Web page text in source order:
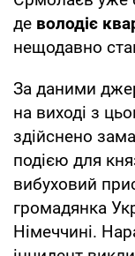
де володіє
нещодавно
За даними
на виході з
здійснено
подією для
вибуховий
громадянка
Німеччині.